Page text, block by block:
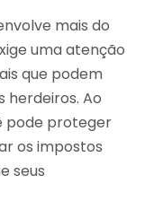
mais do
uma atenção
que podem
herdeiros. Ao
pode proteger
os impostos
seus